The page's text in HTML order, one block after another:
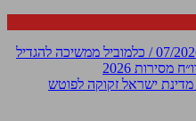
יבואניות 07/2026 / כלמוביל ממשיכה להגדיל
מסירות 2026
מדינת ישראל זקוקה לפוטש